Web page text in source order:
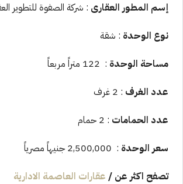
إسم المطور العقارى : شركة الصفوة للتطوير
نوع الوحدة : شقة
مساحة الوحدة : 122 متراً مربعاً
عدد الغرف : 2 غرف
عدد الحمامات : 2 حمام
سعر الوحدة : 2,500,000 جنيهاً مصرياً
تصفح اكثر عن / عقارات العاصمة الادارية